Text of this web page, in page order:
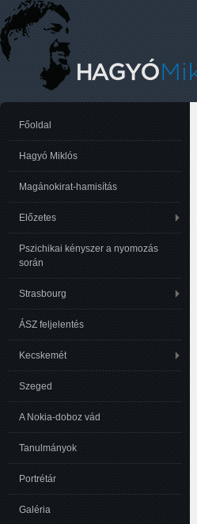
Főoldal
Hagyó Miklós
Magánokirat-hamisítás
Előzetes
Pszichikai kényszer a nyomozás
során
Strasbourg
ÁSZ feljelentés
Kecskemét
Szeged
A Nokia-doboz vád
Tanulmányok
Portrétár
Galéria